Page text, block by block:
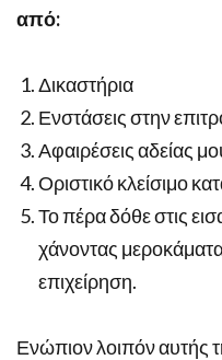
από:
Δικαστήρια
Ενστάσεις στην
Αφαιρέσεις αδείας
Οριστικό κλείσιμο
Το πέρα δόθε στις
χάνοντας μεροκάματα
επιχείρηση.
Ενώπιον λοιπόν αυτής